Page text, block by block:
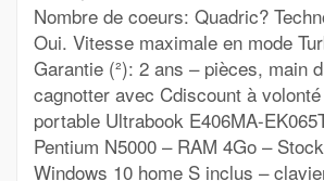
Nombre de coeurs: Quadric?
Oui. Vitesse maximale en mode
Garantie (²): 2 ans – pièces, main
cagnotter avec Cdiscount à
portable Ultrabook E406MA-
Pentium N5000 – RAM 4Go –
Windows 10 home S inclus –